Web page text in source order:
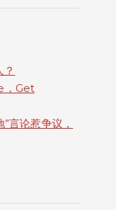
，Get
言论惹争议，